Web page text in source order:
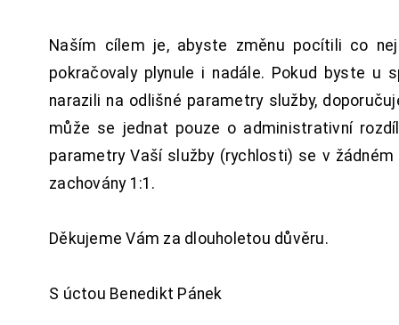
Naším cílem je, abyste změnu pocítili co
pokračovaly plynule i nadále. Pokud byste u
narazili na odlišné parametry služby,
může se jednat pouze o administrativní
parametry Vaší služby (rychlosti) se v
zachovány 1:1.
Děkujeme Vám za dlouholetou důvěru.
S úctou Benedikt Pánek